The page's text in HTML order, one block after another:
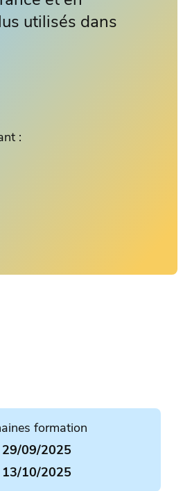
utilisés dans
:
formation
29/09/2025
13/10/2025